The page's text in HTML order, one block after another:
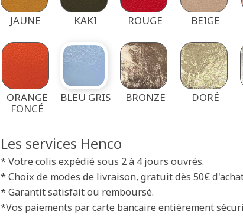
JAUNE KAKI ROUGE BEIGE
ORANGE
FONCÉ
BLEU GRIS BRONZE DORÉ
Les services Henco
* Votre colis expédié sous 2 à 4 jours ouvrés.
* Choix de modes de livraison, gratuit dès 50€
* Garantit satisfait ou remboursé.
*Vos paiements par carte bancaire entièrement